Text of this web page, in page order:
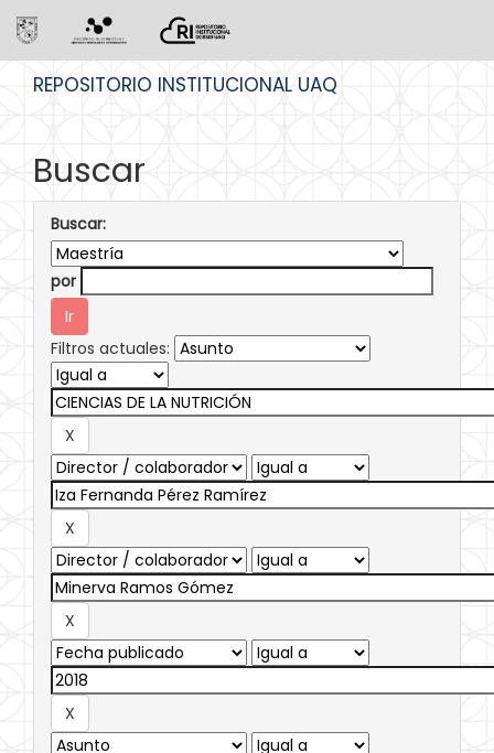
REPOSITORIO INSTITUCIONAL UAQ
Buscar
Buscar:
por
Filtros actuales: